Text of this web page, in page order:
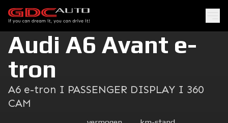
Audi A6 Avant e-
tron
A6 e-tron I PASSENGER DISPLAY I 360
CAM